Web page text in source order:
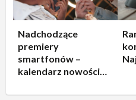
Nadchodzące
premiery
smartfonów –
kalendarz nowości